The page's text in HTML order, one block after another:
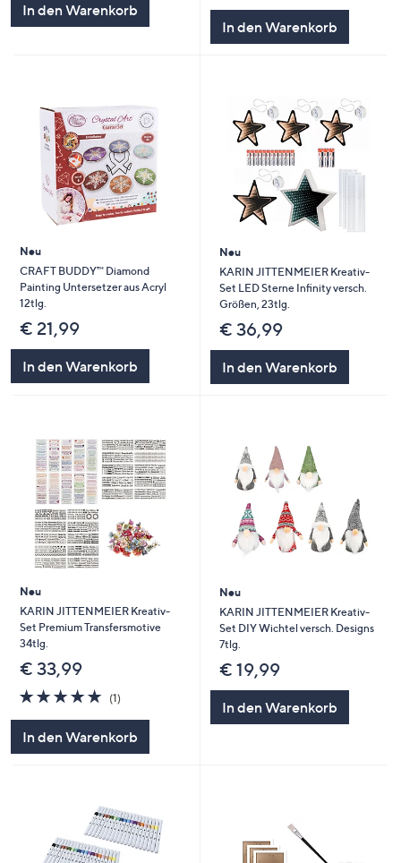
In den Warenkorb
In den Warenkorb
Neu
CRAFT BUDDY™ Diamond
Painting Untersetzer aus Acryl
12tlg.
€ 21,99
In den Warenkorb
Neu
KARIN JITTENMEIER Kreativ-
Set LED Sterne Infinity versch.
Größen, 23tlg.
€ 36,99
In den Warenkorb
Neu
KARIN JITTENMEIER Kreativ-
Set Premium Transfersmotive
34tlg.
€ 33,99
5.0
von
(1)1
In den Warenkorb
Neu
KARIN JITTENMEIER Kreativ-
Set DIY Wichtel versch. Designs
7tlg.
€ 19,99
In den Warenkorb